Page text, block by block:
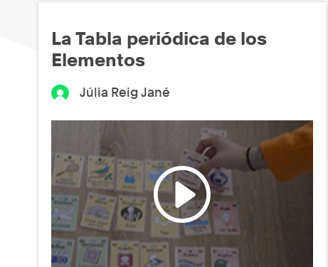
La Tabla periódica de los
Elementos
Júlia Reig Jané